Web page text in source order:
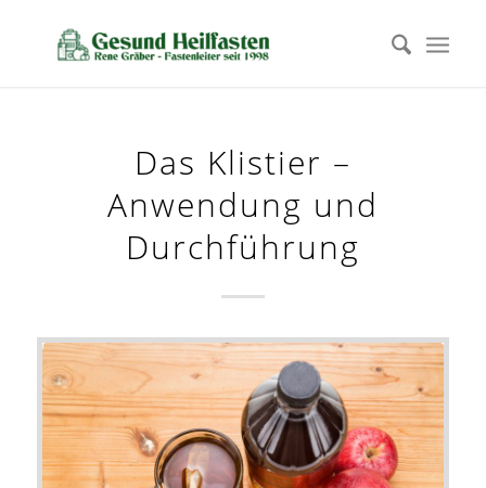
Das Klistier –
Anwendung und
Durchführung